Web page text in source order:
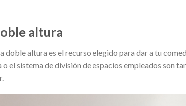
altura
doble altura es el recurso elegido para dar a tu
o el sistema de división de espacios empleados son